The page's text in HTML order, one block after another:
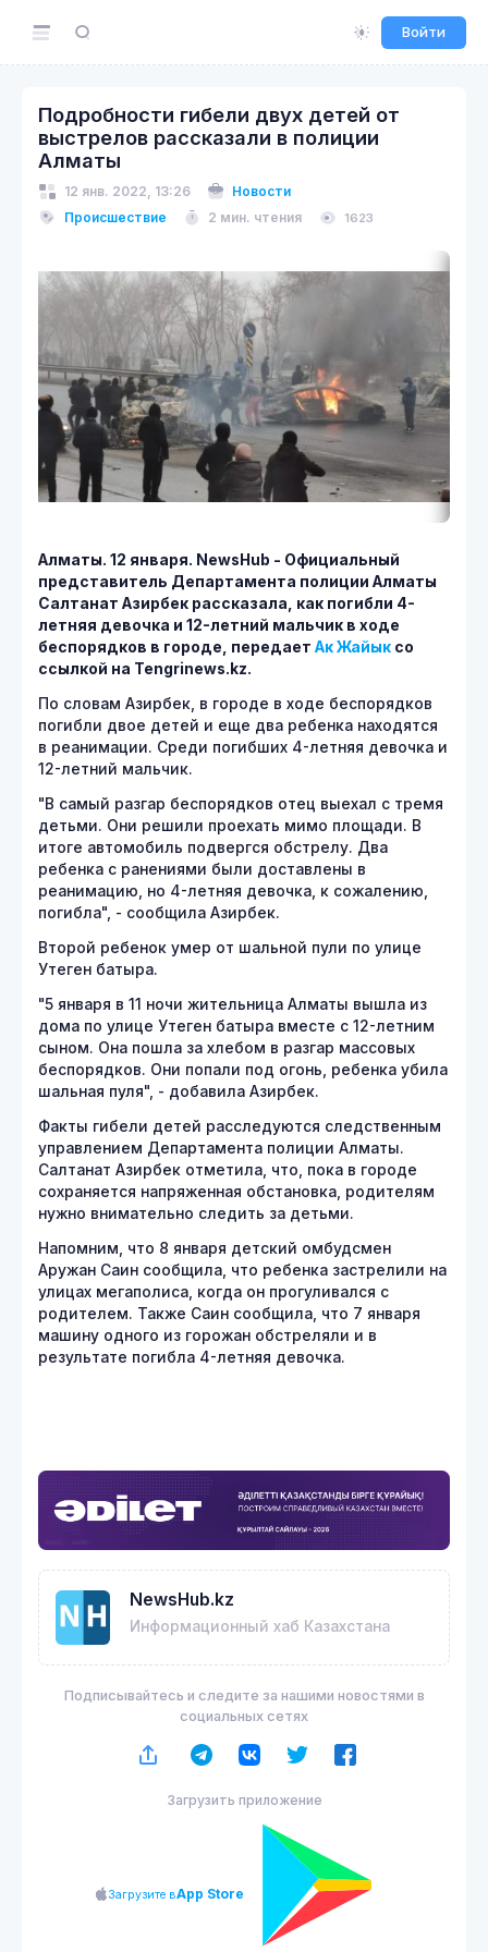
Войти
Подробности гибели двух детей от
выстрелов рассказали в полиции
Алматы
12 янв. 2022, 13:26
Новости
Происшествие
2 мин. чтения 1623
Алматы. 12 января. NewsHub - Официальный
представитель Департамента полиции Алматы
Салтанат Азирбек рассказала, как погибли 4-
летняя девочка и 12-летний мальчик в ходе
беспорядков в городе, передает Ак Жайык со
ссылкой на Tengrinews.kz.
По словам Азирбек, в городе в ходе беспорядков
погибли двое детей и еще два ребенка находятся
в реанимации. Среди погибших 4-летняя девочка и
12-летний мальчик.
"В самый разгар беспорядков отец выехал с тремя
детьми. Они решили проехать мимо площади. В
итоге автомобиль подвергся обстрелу. Два
ребенка с ранениями были доставлены в
реанимацию, но 4-летняя девочка, к сожалению,
погибла", - сообщила Азирбек.
Второй ребенок умер от шальной пули по улице
Утеген батыра.
"5 января в 11 ночи жительница Алматы вышла из
дома по улице Утеген батыра вместе с 12-летним
сыном. Она пошла за хлебом в разгар массовых
беспорядков. Они попали под огонь, ребенка убила
шальная пуля", - добавила Азирбек.
Факты гибели детей расследуются следственным
управлением Департамента полиции Алматы.
Салтанат Азирбек отметила, что, пока в городе
сохраняется напряженная обстановка, родителям
нужно внимательно следить за детьми.
Напомним, что 8 января детский омбудсмен
Аружан Саин сообщила, что ребенка застрелили на
улицах мегаполиса, когда он прогуливался с
родителем. Также Саин сообщила, что 7 января
машину одного из горожан обстреляли и в
результате погибла 4-летняя девочка.
NewsHub.kz
Информационный хаб Казахстана
Подписывайтесь и следите за нашими новостями в
социальных сетях
Загрузить приложение
Загрузите вApp Store